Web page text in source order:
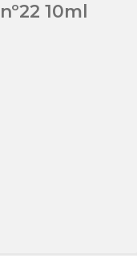
10ml